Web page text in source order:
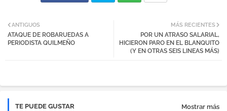
MÁS RECIENTES
POR UN ATRASO SALARIAL,
HICIERON PARO EN EL BLANQUITO
(Y EN OTRAS SEIS LINEAS MÁS)
ANTIGUOS
ATAQUE DE ROBARUEDAS A
PERIODISTA QUILMEÑO
TE PUEDE GUSTAR Mostrar más